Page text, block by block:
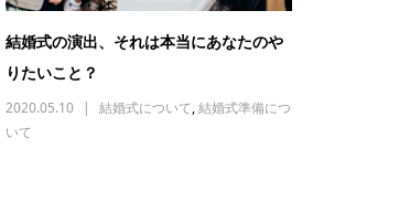
結婚式の演出、それは本当にあなたのや
りたいこと？
2020.05.10 結婚式について,結婚式準備につ
いて